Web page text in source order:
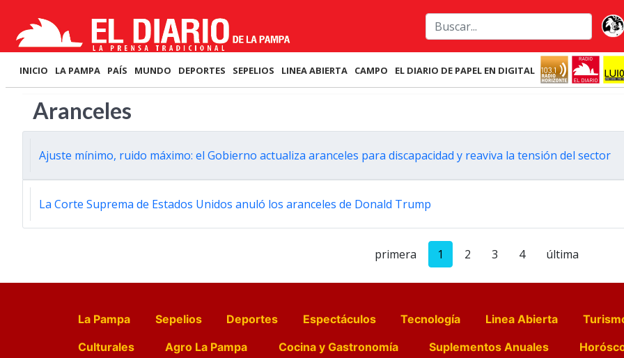
INICIO LA PAMPA PAÍS MUNDO DEPORTES SEPELIOS LINEA ABIERTA CAMPO EL DIARIO DE PAPEL EN DIGITAL
Aranceles
Ajuste mínimo, ruido máximo: el Gobierno actualiza aranceles para discapacidad y reaviva la tensión del sector
La Corte Suprema de Estados Unidos anuló los aranceles de Donald Trump
primera 1 2 3 4 última
La Pampa Sepelios Deportes Espectáculos Tecnología Linea Abierta
Culturales
Agro La Pampa Cocina y Gastronomía Suplementos Anuales